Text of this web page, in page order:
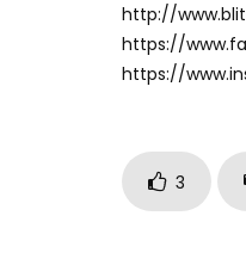
http://
https://
https://
3